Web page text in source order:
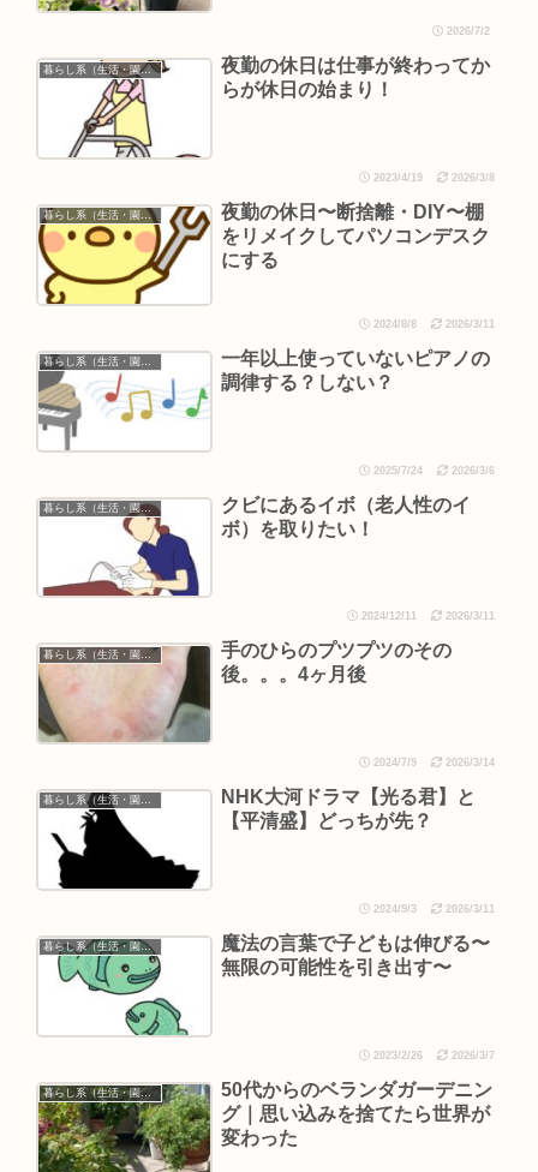
2026/7/2
暮らし系（生活・園芸など）
夜勤の休日は仕事が終わってか
らが休日の始まり！
2023/4/19 2026/3/8
暮らし系（生活・園芸など）
夜勤の休日〜断捨離・DIY〜棚
をリメイクしてパソコンデスク
にする
2024/8/8 2026/3/11
暮らし系（生活・園芸など）
一年以上使っていないピアノの
調律する？しない？
2025/7/24 2026/3/6
暮らし系（生活・園芸など）
クビにあるイボ（老人性のイ
ボ）を取りたい！
2024/12/11 2026/3/11
手のひらのプツプツのその
後。。。4ヶ月後
2024/7/9 2026/3/14
暮らし系（生活・園芸など）
NHK大河ドラマ【光る君】と
【平清盛】どっちが先？
2024/9/3 2026/3/11
暮らし系（生活・園芸など）
魔法の言葉で子どもは伸びる〜
無限の可能性を引き出す〜
2023/2/26 2026/3/7
暮らし系（生活・園芸など）
50代からのベランダガーデニン
グ｜思い込みを捨てたら世界が
変わった